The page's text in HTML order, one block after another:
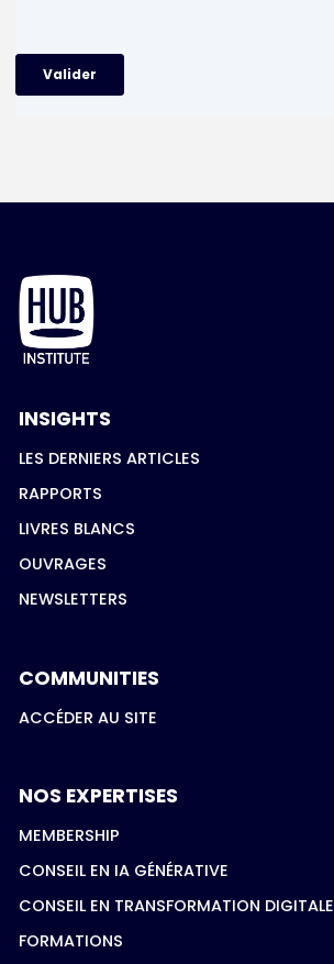
INSIGHTS
LES DERNIERS ARTICLES
RAPPORTS
LIVRES BLANCS
OUVRAGES
NEWSLETTERS
COMMUNITIES
ACCÉDER AU SITE
NOS EXPERTISES
MEMBERSHIP
CONSEIL EN IA GÉNÉRATIVE
CONSEIL EN TRANSFORMATION DIGITALE
FORMATIONS